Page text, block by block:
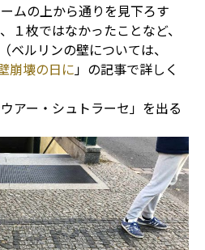
ムの上から通りを見下ろす
１枚ではなかったことなど、
ベルリンの壁については、
崩壊の日に」の記事で詳しく
アー・シュトラーセ」を出る